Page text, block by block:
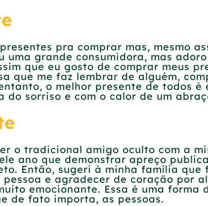
pra comprar mas, mesmo
uma grande consumidora, mas
que eu gosto de comprar meus
que me faz lembrar de alguém,
o melhor presente de todos
do sorriso e com o calor de um
o tradicional amigo oculto com a
ano que demonstrar apreço
Então, sugeri à minha família
pessoa e agradecer de coração por
emocionante. Essa é uma forma
de fato importa, as pessoas.